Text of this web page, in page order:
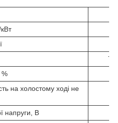
%
на холостому ході не
напруги, В